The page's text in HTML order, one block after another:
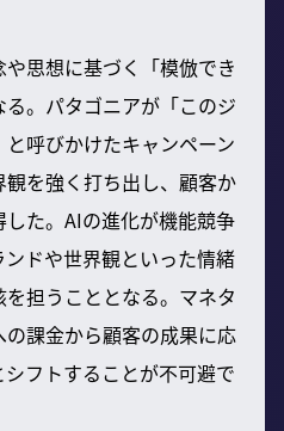
思想に基づく「模倣でき
。パタゴニアが「このジ
呼びかけたキャンペーン
を強く打ち出し、顧客か
た。AIの進化が機能競争
ドや世界観といった情緒
担うこととなる。マネタ
課金から顧客の成果に応
フトすることが不可避で